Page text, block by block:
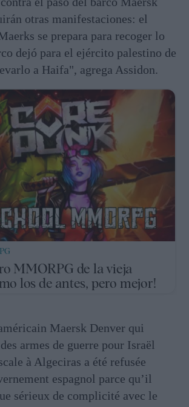
otras manifestaciones: el
se prepara para recoger lo
dejó para el ejército palestino de
a Haifa", agrega Assidon.
MMORPG de la vieja
los de antes, pero mejor!
Maersk Denver qui
armes de guerre pour Israël
à Algeciras a été refusée
espagnol parce qu’il
sérieux de complicité avec le